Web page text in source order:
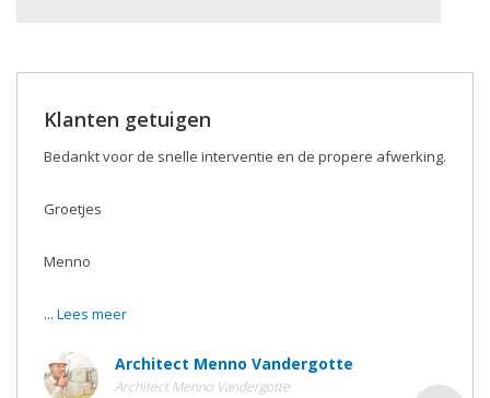
Klanten getuigen
Bedankt voor de snelle interventie en de propere afwerking.
Groetjes
Menno
... Lees meer
Architect Menno Vandergotte
Architect Menno Vandergotte